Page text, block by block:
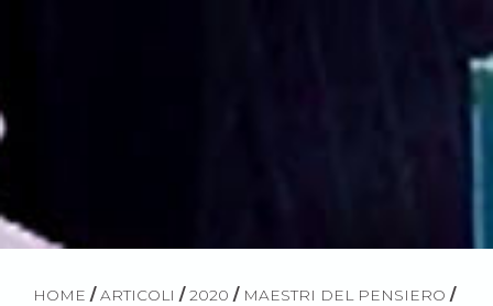
HOME / ARTICOLI / 2020 / MAESTRI DEL PENSIERO /